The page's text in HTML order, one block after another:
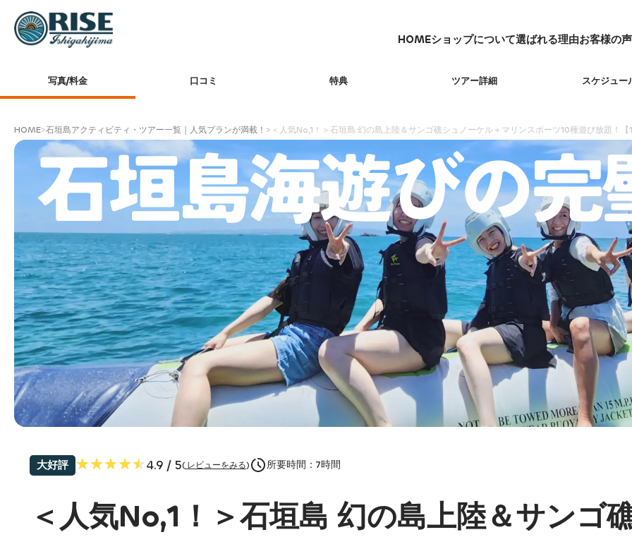
HOMEショップについて選ばれる理由お客様の声
写真/料金 口コミ 特典 ツアー詳細 スケジュー
HOME>石垣島アクティビティ・ツアー一覧｜人気プランが満載！ > ＜人気No,1！＞石垣島 幻の島上陸＆サンゴ礁シュノーケル＋マリンスポーツ10種遊び放題！【
大好評 ★★★★★
★★★★★4.9 / 5( レビューをみる) 所要時間： 7時間
＜人気No,1！＞石垣島 幻の島上陸＆サンゴ